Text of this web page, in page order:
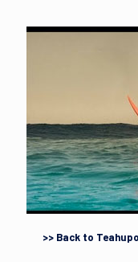
>> Back to